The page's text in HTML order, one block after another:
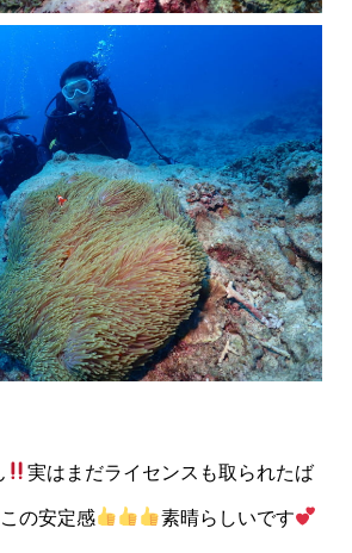
実はまだライセンスも取られたば
の安定感 素晴らしいです